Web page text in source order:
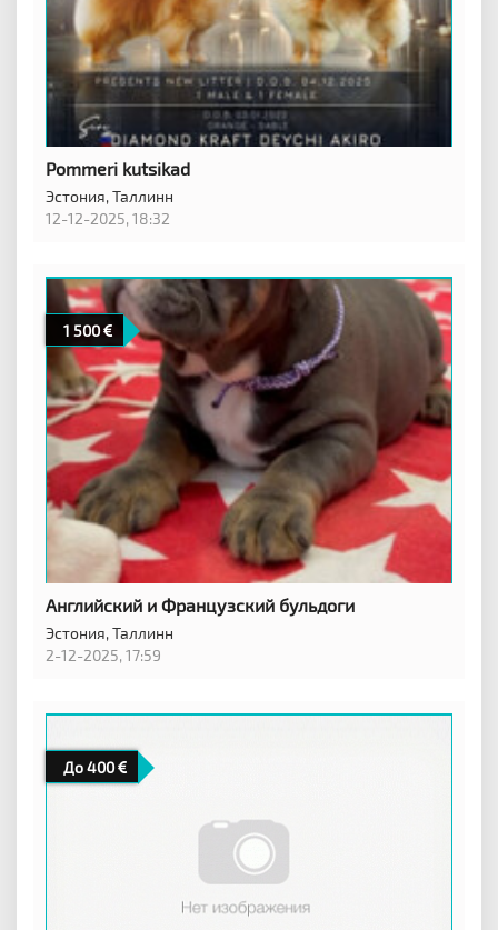
Pommeri kutsikad
Эстония,Таллинн
12-12-2025, 18:32
1 500
Английский и Французский бульдоги
Эстония,Таллинн
2-12-2025, 17:59
До 400